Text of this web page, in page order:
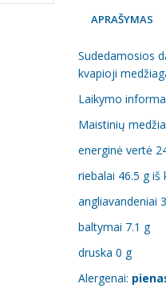
APRAŠYMAS
Sudedamosios
kvapioji
Laikymo
Maistinių
energinė vertė
riebalai 46.5 g
angliavandeniai
baltymai 7.1 g
druska 0 g
Alergenai: